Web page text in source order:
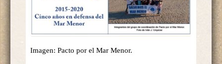
Imagen: Pacto por el Mar Menor.